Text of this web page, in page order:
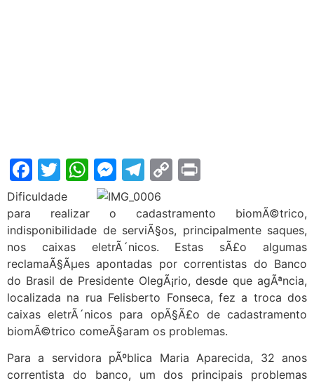
Facebook
Twitter
WhatsApp
Messenger
Telegram
Copy
Dificuldade
para realizar o cadastramento biomÃ©trico,
indisponibilidade de serviÃ§os, principalmente saques,
nos caixas eletrÃ´nicos. Estas sÃ£o algumas
reclamaÃ§Ãµes apontadas por correntistas do Banco
do Brasil de Presidente OlegÃ¡rio, desde que agÃªncia,
localizada na rua Felisberto Fonseca, fez a troca dos
caixas eletrÃ´nicos para opÃ§Ã£o de cadastramento
biomÃ©trico comeÃ§aram os problemas.
Para a servidora pÃºblica Maria Aparecida, 32 anos
correntista do banco, um dos principais problemas